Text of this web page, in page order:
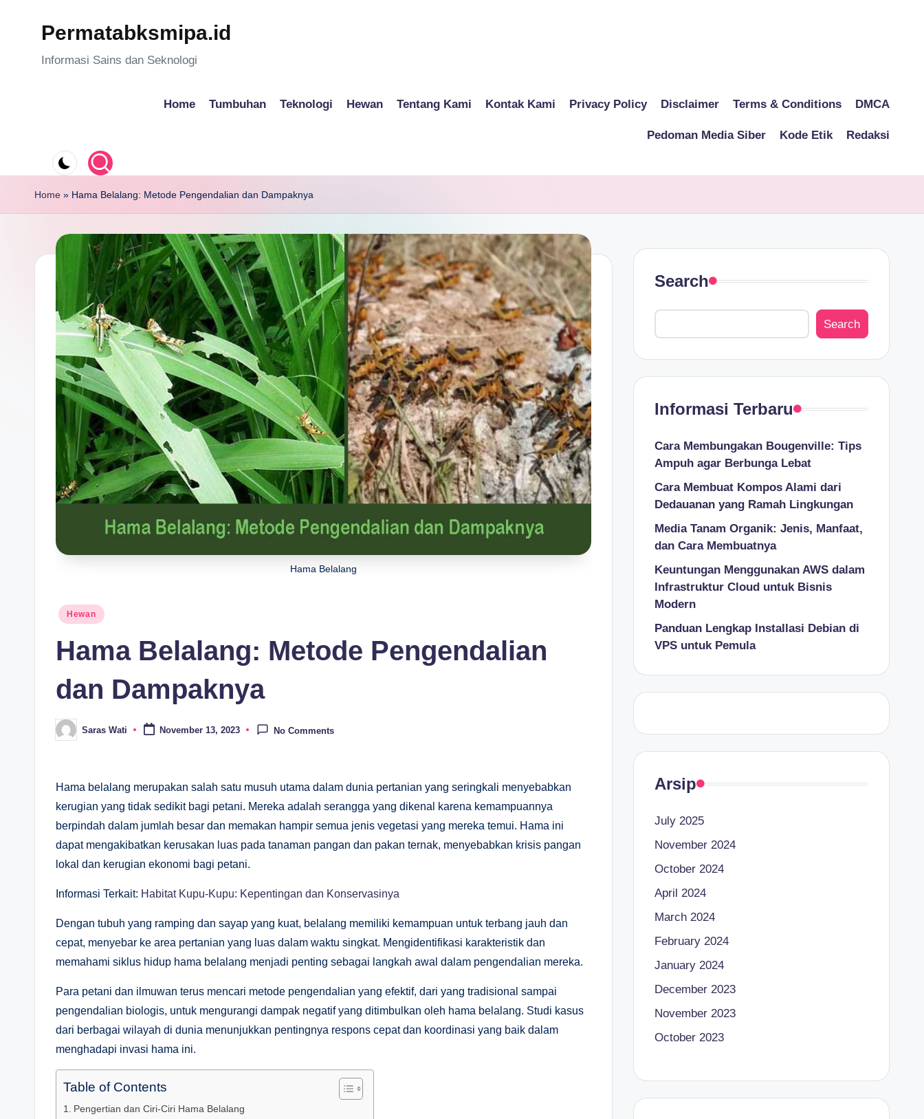
Permatabksmipa.id
Informasi Sains dan Seknologi
Home Tumbuhan Teknologi Hewan Tentang Kami Kontak Kami Privacy Policy Disclaimer Terms & Conditions DMCA
Pedoman Media Siber Kode Etik Redaksi
Home » Hama Belalang: Metode Pengendalian dan Dampaknya
Hama Belalang
Posted
Hewan
Hama Belalang: Metode Pengendalian
dan Dampaknya
PostedSaras Wati November 13, 2023 No Comments
Hama belalang merupakan salah satu musuh utama dalam dunia pertanian yang seringkali menyebabkan
kerugian yang tidak sedikit bagi petani. Mereka adalah serangga yang dikenal karena kemampuannya
berpindah dalam jumlah besar dan memakan hampir semua jenis vegetasi yang mereka temui. Hama ini
dapat mengakibatkan kerusakan luas pada tanaman pangan dan pakan ternak, menyebabkan krisis pangan
lokal dan kerugian ekonomi bagi petani.
Informasi Terkait: Habitat Kupu-Kupu: Kepentingan dan Konservasinya
Dengan tubuh yang ramping dan sayap yang kuat, belalang memiliki kemampuan untuk terbang jauh dan
cepat, menyebar ke area pertanian yang luas dalam waktu singkat. Mengidentifikasi karakteristik dan
memahami siklus hidup hama belalang menjadi penting sebagai langkah awal dalam pengendalian mereka.
Para petani dan ilmuwan terus mencari metode pengendalian yang efektif, dari yang tradisional sampai
pengendalian biologis, untuk mengurangi dampak negatif yang ditimbulkan oleh hama belalang. Studi kasus
dari berbagai wilayah di dunia menunjukkan pentingnya respons cepat dan koordinasi yang baik dalam
menghadapi invasi hama ini.
Table of Contents
Pengertian dan Ciri-Ciri Hama Belalang
Search
Search
Informasi Terbaru
Cara Membungakan Bougenville: Tips
Ampuh agar Berbunga Lebat
Cara Membuat Kompos Alami dari
Dedauanan yang Ramah Lingkungan
Media Tanam Organik: Jenis, Manfaat,
dan Cara Membuatnya
Keuntungan Menggunakan AWS dalam
Infrastruktur Cloud untuk Bisnis
Modern
Panduan Lengkap Installasi Debian di
VPS untuk Pemula
Arsip
July 2025
November 2024
October 2024
April 2024
March 2024
February 2024
January 2024
December 2023
November 2023
October 2023